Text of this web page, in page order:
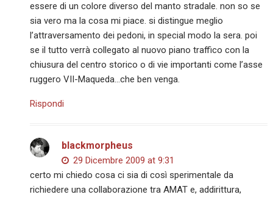
essere di un colore diverso del manto stradale. non so se
sia vero ma la cosa mi piace. si distingue meglio
l’attraversamento dei pedoni, in special modo la sera. poi
se il tutto verrà collegato al nuovo piano traffico con la
chiusura del centro storico o di vie importanti come l’asse
ruggero VII-Maqueda…che ben venga.
Rispondi
blackmorpheus
29 Dicembre 2009 at 9:31
certo mi chiedo cosa ci sia di così sperimentale da
richiedere una collaborazione tra AMAT e, addirittura,